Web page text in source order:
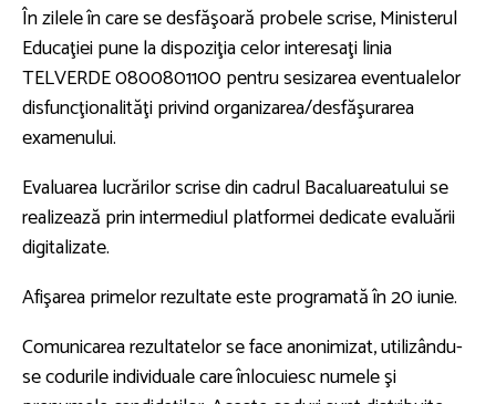
În zilele în care se desfăşoară probele scrise, Ministerul
Educaţiei pune la dispoziţia celor interesaţi linia
TELVERDE 0800801100 pentru sesizarea eventualelor
disfuncţionalităţi privind organizarea/desfăşurarea
examenului.
Evaluarea lucrărilor scrise din cadrul Bacaluareatului se
realizează prin intermediul platformei dedicate evaluării
digitalizate.
Afişarea primelor rezultate este programată în 20 iunie.
Comunicarea rezultatelor se face anonimizat, utilizându-
se codurile individuale care înlocuiesc numele şi